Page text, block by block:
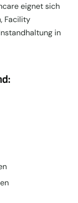
eignet sich
Facility
in